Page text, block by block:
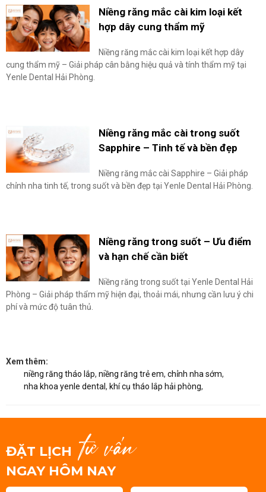
Niềng răng mắc cài kim loại kết
hợp dây cung thẩm mỹ
Niềng răng mắc cài kim loại kết hợp dây
cung thẩm mỹ – Giải pháp cân bằng hiệu quả và tính thẩm mỹ tại
Yenle Dental Hải Phòng.
Niềng răng mắc cài trong suốt
Sapphire – Tinh tế và bền đẹp
Niềng răng mắc cài Sapphire – Giải pháp
chỉnh nha tinh tế, trong suốt và bền đẹp tại Yenle Dental Hải Phòng.
Niềng răng trong suốt – Ưu điểm
và hạn chế cần biết
Niềng răng trong suốt tại Yenle Dental Hải
Phòng – Giải pháp thẩm mỹ hiện đại, thoải mái, nhưng cần lưu ý chi
phí và mức độ tuân thủ.
Xem thêm:
niềng răng tháo lắp, niềng răng trẻ em, chỉnh nha sớm,
nha khoa yenle dental , khí cụ tháo lắp hải phòng,
ĐẶT LỊCH tư vấn
NGAY HÔM NAY